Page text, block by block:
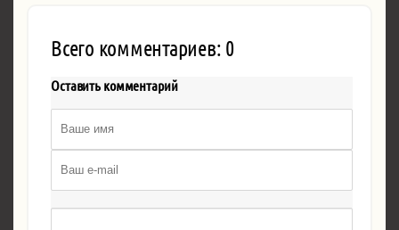
Всего комментариев: 0
Оставить комментарий